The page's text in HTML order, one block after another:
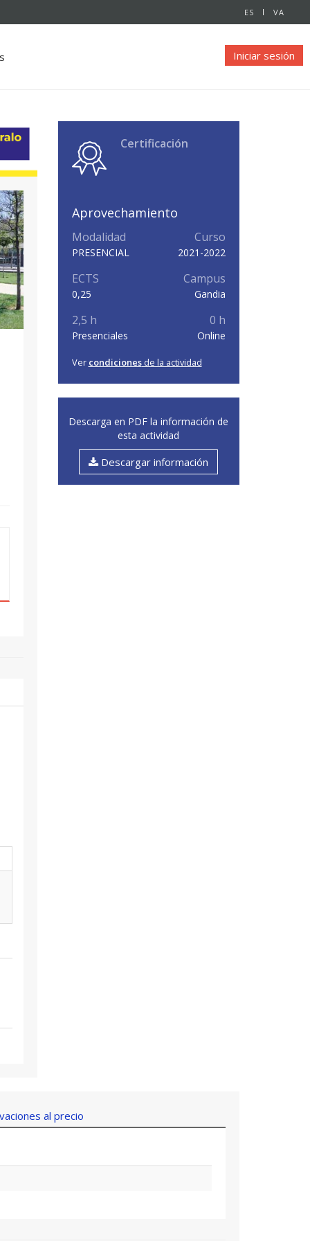
ES VA
Iniciar sesión
Certificación
Aprovechamiento
Modalidad
PRESENCIAL
Curso
2021-2022
ECTS
0,25
Campus
Gandia
2,5 h
Presenciales
0 h
Online
Ver condicionesde la actividad
Descarga en PDF la información de
esta actividad
Descargar información
al precio